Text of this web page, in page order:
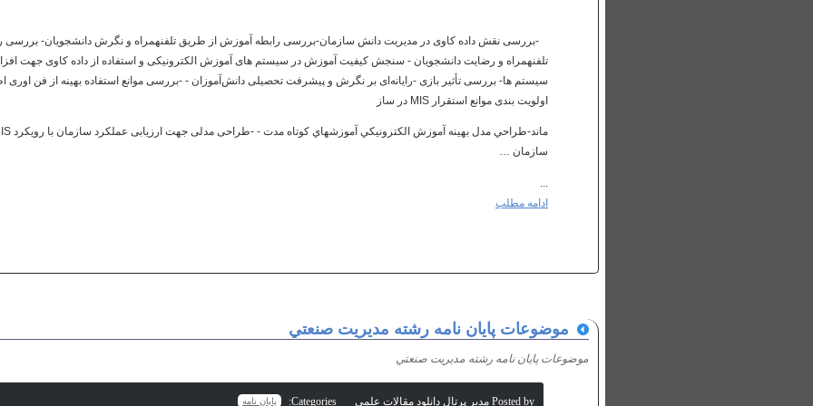
-بررسی نقش داده کاوی در مدیریت دانش سازمان-بررسی رابطه آموزش از طريق تلفن‏همراه و نگرش دانشجويان- بررسی
تلفن‏همراه و رضایت دانشجويان - سنجش کیفیت آموزش در سیستم های آموزش الکترونيکی و استفاده از داده کاوی جهت
سیستم ها- بررسی تأثير بازی -رايانه‌ای بر نگرش و پيشرفت تحصیلی دانش‌آموزان - -بررسی موانع استفاده بهینه از فن
اولویت بندی موانع استقرار MIS در ساز
سازمان …
ادامه مطلب
موضوعات پايان نامه رشته مديريت صنعتي
موضوعات پايان نامه رشته مديريت صنعتي
Posted by مدیر پرتال دانلود مقالات علمی Categories: پایان نامه